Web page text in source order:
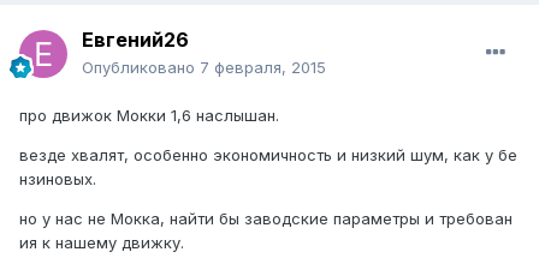
Евгений26
Опубликовано 7 февраля, 2015
про движок Мокки 1,6 наслышан.
везде хвалят, особенно экономичность и низкий шум, как у бе
нзиновых.
но у нас не Мокка, найти бы заводские параметры и требован
ия к нашему движку.